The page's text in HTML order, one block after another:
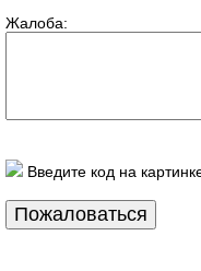
Жалоба:
Введите код на